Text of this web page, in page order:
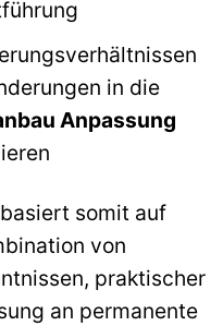
in die
Anpassung
somit auf
von
praktischer
an permanente